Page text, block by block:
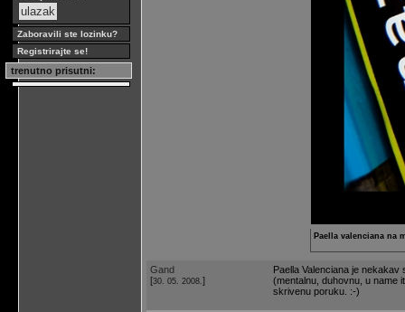
Zaboravili ste lozinku?
Registrirajte se!
trenutno prisutni:
Paella valenciana na
Gand
[30. 05. 2008. ]
Paella Valenciana je
(mentalnu, duhovnu, u name
skrivenu poruku. :-)